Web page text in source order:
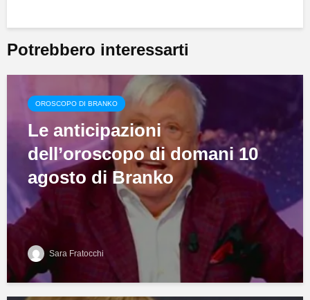
Potrebbero interessarti
OROSCOPO DI BRANKO
Le anticipazioni
dell’oroscopo di domani 10
agosto di Branko
Sara Fratocchi